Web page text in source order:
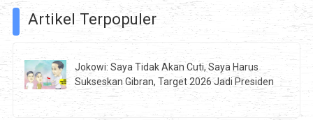
Artikel Terpopuler
Jokowi: Saya Tidak Akan Cuti, Saya Harus
Sukseskan Gibran, Target 2026 Jadi Presiden